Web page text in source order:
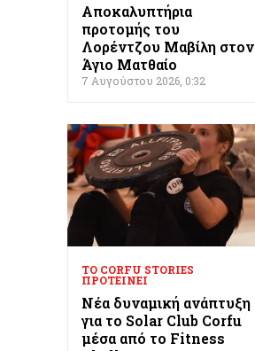
Αποκαλυπτήρια
προτομής του
Λορέντζου Μαβίλη στον
Άγιο Ματθαίο
7 Αυγούστου 2026, 0:32
ΤΟ CORFU STORIES
ΠΡΟΤΕΊΝΕΙ
Νέα δυναμική ανάπτυξη
για το Solar Club Corfu
μέσα από το Fitness